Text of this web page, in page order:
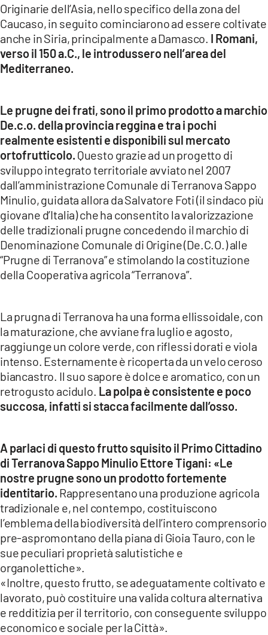
COSENZACHANNEL.IT
ILVIBONESE.IT
CATANZAROCHANNEL.IT
App
ANDROID
APPLE
Originarie dell’Asia, nello specifico della zona del
Caucaso, in seguito cominciarono ad essere coltivate
anche in Siria, principalmente a Damasco. I Romani,
verso il 150 a.C., le introdussero nell’area del
Mediterraneo.
Le prugne dei frati, sono il primo prodotto a marchio
De.c.o. della provincia reggina e tra i pochi
realmente esistenti e disponibili sul mercato
ortofrutticolo. Questo grazie ad un progetto di
sviluppo integrato territoriale avviato nel 2007
dall’amministrazione Comunale di Terranova Sappo
Minulio, guidata allora da Salvatore Foti (il sindaco più
giovane d’Italia) che ha consentito la valorizzazione
delle tradizionali prugne concedendo il marchio di
Denominazione Comunale di Origine (De.C.O.) alle
“Prugne di Terranova” e stimolando la costituzione
della Cooperativa agricola “Terranova”.
La prugna di Terranova ha una forma ellissoidale, con
la maturazione, che avviane fra luglio e agosto,
raggiunge un colore verde, con riflessi dorati e viola
intenso. Esternamente è ricoperta da un velo ceroso
biancastro. Il suo sapore è dolce e aromatico, con un
retrogusto acidulo. La polpa è consistente e poco
succosa, infatti si stacca facilmente dall’osso.
A parlaci di questo frutto squisito il Primo Cittadino
di Terranova Sappo Minulio Ettore Tigani: «Le
nostre prugne sono un prodotto fortemente
identitario. Rappresentano una produzione agricola
tradizionale e, nel contempo, costituiscono
l’emblema della biodiversità dell’intero comprensorio
pre-aspromontano della piana di Gioia Tauro, con le
sue peculiari proprietà salutistiche e
organolettiche».
«Inoltre, questo frutto, se adeguatamente coltivato e
lavorato, può costituire una valida coltura alternativa
e redditizia per il territorio, con conseguente sviluppo
economico e sociale per la Città».